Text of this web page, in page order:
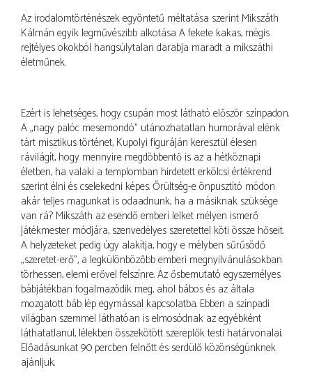
Az irodalomtörténészek egyöntetű méltatása szerint Mikszáth
Kálmán egyik legművészibb alkotása A fekete kakas, mégis
rejtélyes okokból hangsúlytalan darabja maradt a mikszáthi
életműnek.
Ezért is lehetséges, hogy csupán most látható először színpadon.
A „nagy palóc mesemondó” utánozhatatlan humorával elénk
tárt misztikus történet, Kupolyi figuráján keresztül élesen
rávilágít, hogy mennyire megdöbbentő is az a hétköznapi
életben, ha valaki a templomban hirdetett erkölcsi értékrend
szerint élni és cselekedni képes. Őrültség-e önpusztító módon
akár teljes magunkat is odaadnunk, ha a másiknak szüksége
van rá? Mikszáth az esendő emberi lelket mélyen ismerő
játékmester módjára, szenvedélyes szeretettel köti össze hőseit.
A helyzeteket pedig úgy alakítja, hogy e mélyben sűrűsödő
„szeretet-erő”, a legkülönbözőbb emberi megnyilvánulásokban
törhessen, elemi erővel felszínre. Az ősbemutató egyszemélyes
bábjátékban fogalmazódik meg, ahol bábos és az általa
mozgatott báb lép egymással kapcsolatba. Ebben a színpadi
világban szemmel láthatóan is elmosódnak az egyébként
láthatatlanul, lélekben összekötött szereplők testi határvonalai.
Előadásunkat 90 percben felnőtt és serdülő közönségünknek
ajánljuk.